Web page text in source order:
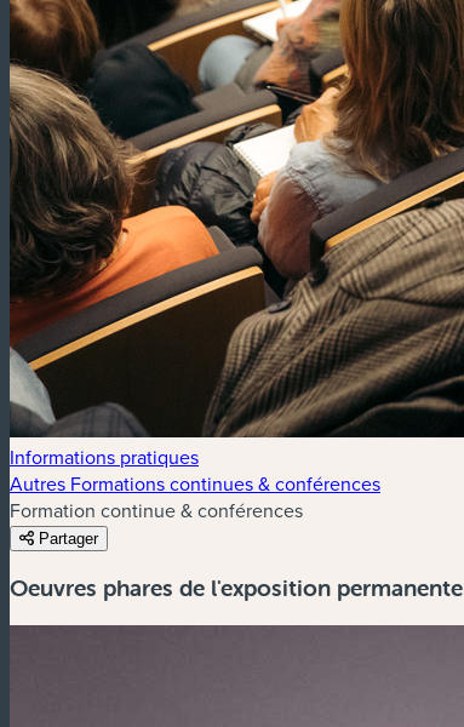
Informations pratiques
Autres Formations continues & conférences
Formation continue & conférences
Partager
Oeuvres phares de l'exposition permanente